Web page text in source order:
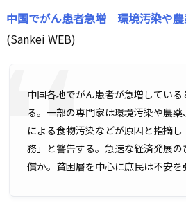
中国でがん患者急増 環境汚染や
(Sankei WEB)
中国各地でがん患者が急増してい
る。一部の専門家は環境汚染や農
による食物汚染などが原因と指摘
務」と警告する。急速な経済発展
償か。貧困層を中心に庶民は不安を